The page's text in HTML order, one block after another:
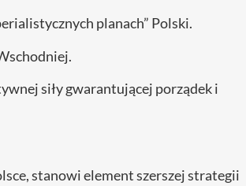
planach” Polski.
siły gwarantującej porządek i
stanowi element szerszej strategii